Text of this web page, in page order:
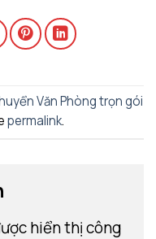
Văn Phòng trọn gói
permalink.
hiển thị công